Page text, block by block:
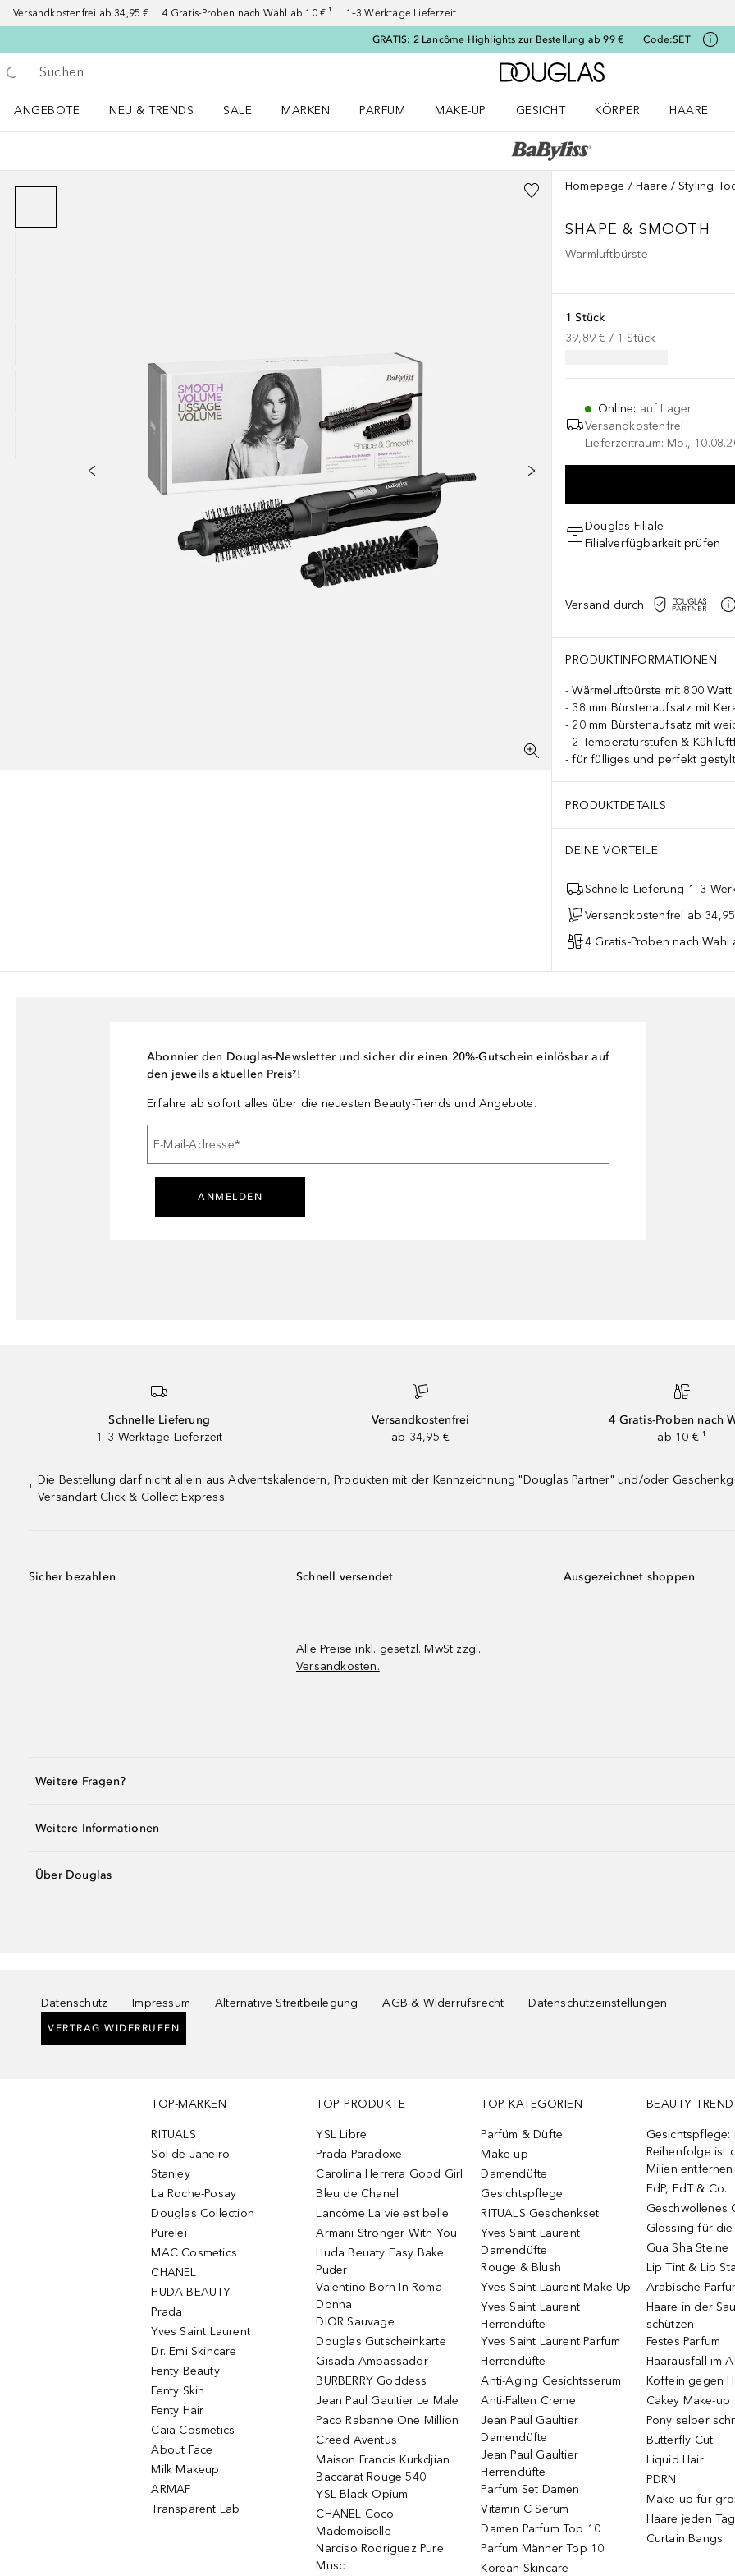
Versandkostenfrei ab 34,95 € 4 Gratis-Proben nach Wahl ab 10 € ¹ 1–3 Werktage Lieferzeit
GRATIS: 2 Lancôme Highlights zur Bestellung ab 99 € Code:SET
Gehe zurück
Suche ausführen
Zur Douglas Startseite
ANGEBOTE
NEU & TRENDS
SALE
MARKEN
PARFUM
MAKE-UP
GESICHT
KÖRPER
HAARE
Homepage Haare Styling
SHAPE & SMOOTH
Warmluftbürste
1 Stück
39,89 € / 1 Stück
Online: auf Lager
Versandkostenfrei
Lieferzeitraum: Mo.,
Douglas-Filiale
Filialverfügbarkeit prüfen
Versand durch
PRODUKTINFORMATIONEN
Wärmeluftbürste mit 800 Watt
38 mm Bürstenaufsatz mit
20 mm Bürstenaufsatz mit
2 Temperaturstufen &
für fülliges und perfekt
PRODUKTDETAILS
DEINE VORTEILE
Schnelle Lieferung 1–3
Versandkostenfrei ab
4 Gratis-Proben nach Wahl
Abonnier den Douglas-Newsletter und sicher dir einen 20%-Gutschein einlösbar auf
den jeweils aktuellen Preis²!
Erfahre ab sofort alles über die neuesten Beauty-Trends und Angebote.
E-Mail-Adresse*
ANMELDEN
Schnelle Lieferung
1–3 Werktage Lieferzeit
Versandkostenfrei
ab 34,95 €
4 Gratis-Proben nach
ab 10 € ¹
¹
Die Bestellung darf nicht allein aus Adventskalendern, Produkten mit der Kennzeichnung "Douglas Partner" und/oder
Versandart Click & Collect Express
Sicher bezahlen Schnell versendet
Alle Preise inkl. gesetzl. MwSt zzgl.
Versandkosten.
Ausgezeichnet shoppen
Weitere Fragen?
Weitere Informationen
Über Douglas
Datenschutz Impressum Alternative Streitbeilegung AGB & Widerrufsrecht Datenschutzeinstellungen
VERTRAG WIDERRUFEN
TOP-MARKEN
RITUALS
Sol de Janeiro
Stanley
La Roche-Posay
Douglas Collection
Purelei
MAC Cosmetics
CHANEL
HUDA BEAUTY
Prada
Yves Saint Laurent
Dr. Emi Skincare
Fenty Beauty
Fenty Skin
Fenty Hair
Caia Cosmetics
About Face
Milk Makeup
ARMAF
Transparent Lab
TOP PRODUKTE
YSL Libre
Prada Paradoxe
Carolina Herrera Good Girl
Bleu de Chanel
Lancôme La vie est belle
Armani Stronger With You
Huda Beuaty Easy Bake
Puder
Valentino Born In Roma
Donna
DIOR Sauvage
Douglas Gutscheinkarte
Gisada Ambassador
BURBERRY Goddess
Jean Paul Gaultier Le Male
Paco Rabanne One Million
Creed Aventus
Maison Francis Kurkdjian
Baccarat Rouge 540
YSL Black Opium
CHANEL Coco
Mademoiselle
Narciso Rodriguez Pure
Musc
TOP KATEGORIEN
Parfüm & Düfte
Make-up
Damendüfte
Gesichtspflege
RITUALS Geschenkset
Yves Saint Laurent
Damendüfte
Rouge & Blush
Yves Saint Laurent Make-Up
Yves Saint Laurent
Herrendüfte
Yves Saint Laurent Parfum
Herrendüfte
Anti-Aging Gesichtsserum
Anti-Falten Creme
Jean Paul Gaultier
Damendüfte
Jean Paul Gaultier
Herrendüfte
Parfum Set Damen
Vitamin C Serum
Damen Parfum Top 10
Parfum Männer Top 10
Korean Skincare
BEAUTY
Gesichtspflege:
Reihenfolge ist
Milien entfernen
EdP, EdT & Co.
Geschwollenes
Glossing für die
Gua Sha Steine
Lip Tint & Lip
Arabische
Haare in der
schützen
Festes Parfum
Haarausfall im
Koffein gegen
Cakey Make-up
Pony selber
Butterfly Cut
Liquid Hair
PDRN
Make-up für
Haare jeden
Curtain Bangs